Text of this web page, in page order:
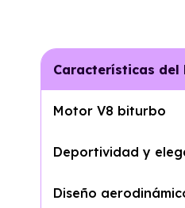
Características del
Motor V8 biturbo
Deportividad y
Diseño